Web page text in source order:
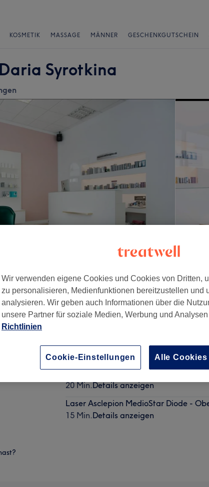
KOSMETIK MASSAGE MÄNNER GESCHENKGUTSCHEIN
Syrotkina
, 35390
1 Std. 20 Min.Details anzeigen
Laser Asclepion MedioStar Diode -
20 Min.Details anzeigen
Laser Asclepion MedioStar Diode -
15 Min.Details anzeigen
Wir verwenden eigene Cookies und Cookies von Dritten,
zu personalisieren, Medienfunktionen bereitzustellen und
analysieren. Wir geben auch Informationen über die
unsere Partner für soziale Medien, Werbung und Analysen
Richtlinien
Cookie-Einstellungen Alle Cookies